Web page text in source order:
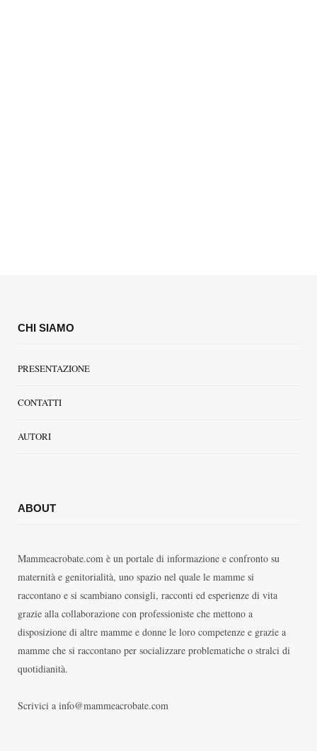
CHI SIAMO
PRESENTAZIONE
CONTATTI
AUTORI
ABOUT
Mammeacrobate.com è un portale di informazione e confronto su
maternità e genitorialità, uno spazio nel quale le mamme si
raccontano e si scambiano consigli, racconti ed esperienze di vita
grazie alla collaborazione con professioniste che mettono a
disposizione di altre mamme e donne le loro competenze e grazie a
mamme che si raccontano per socializzare problematiche o stralci di
quotidianità.
Scrivici a info@mammeacrobate.com